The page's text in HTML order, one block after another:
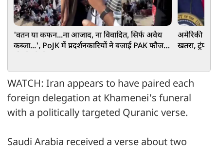
'वतन या कफन...ना आजाद, ना विवादित, सिर्फ अवैध
कब्जा...', PoJK में प्रदर्शनकारियों ने बजाई PAK फौज
अमेरिकी
खतरा, ट्रंप
WATCH: Iran appears to have paired each
foreign delegation at Khamenei's funeral
with a politically targeted Quranic verse.
Saudi Arabia received a verse about two